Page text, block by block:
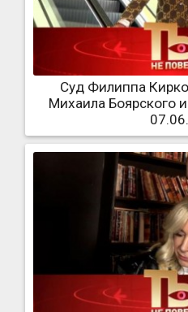
Суд Филиппа
Михаила Боярского